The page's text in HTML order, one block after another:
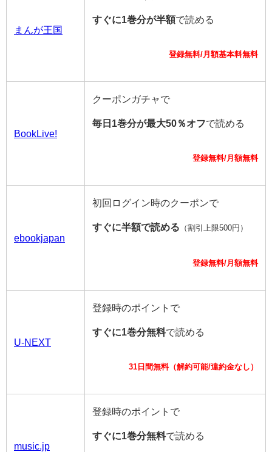
まんが王国
すぐに1巻分が半額で読める
登録無料/月額基本料無料
BookLive!
クーポンガチャで
毎日1巻分が最大50％オフで読める
登録無料/月額無料
ebookjapan
初回ログイン時のクーポンで
すぐに半額で読める （割引上限500円）
登録無料/月額無料
U-NEXT
登録時のポイントで
すぐに1巻分無料で読める
31日間無料（解約可能/違約金なし）
music.jp
登録時のポイントで
すぐに1巻分無料で読める